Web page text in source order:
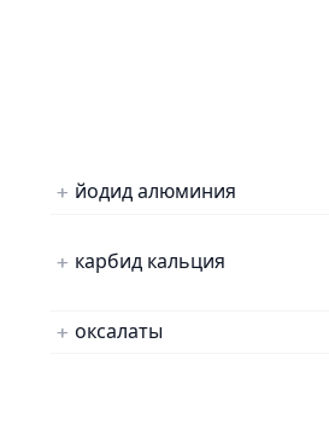
йодид алюминия
карбид кальция
оксалаты